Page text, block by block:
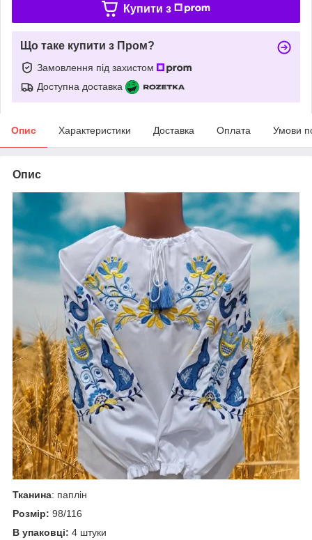
Купити з
Що таке купити з Пром?
Замовлення під захистом
Доступна доставка
Опис Характеристики Доставка Оплата Умови
Опис
Тканина: паплін
Розмір: 98/116
В упаковці: 4 штуки